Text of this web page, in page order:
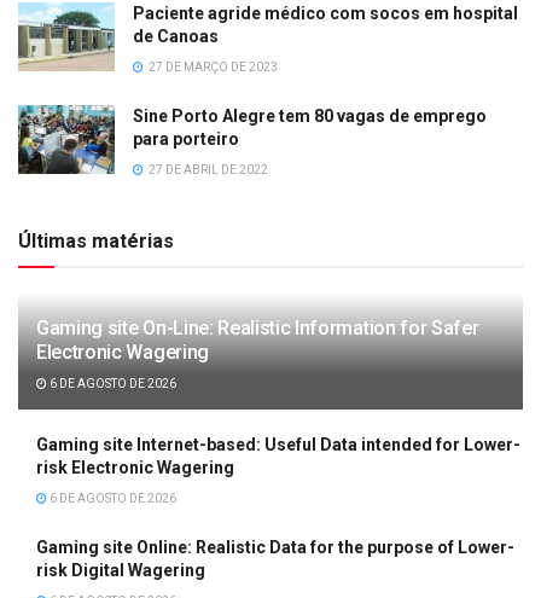
Paciente agride médico com socos em hospital
de Canoas
27 DE MARÇO DE 2023
Sine Porto Alegre tem 80 vagas de emprego
para porteiro
27 DE ABRIL DE 2022
Últimas matérias
Gaming site On-Line: Realistic Information for Safer
Electronic Wagering
6 DE AGOSTO DE 2026
Gaming site Internet-based: Useful Data intended for Lower-
risk Electronic Wagering
6 DE AGOSTO DE 2026
Gaming site Online: Realistic Data for the purpose of Lower-
risk Digital Wagering